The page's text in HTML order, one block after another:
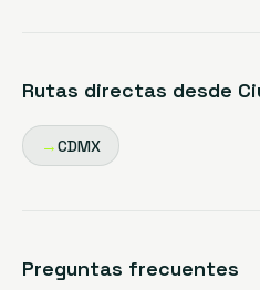
Rutas directas desde
→CDMX
Preguntas frecuentes